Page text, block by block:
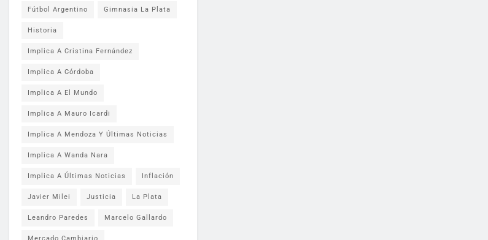
Fútbol Argentino Gimnasia La Plata
Historia
Implica A Cristina Fernández
Implica A Córdoba
Implica A El Mundo
Implica A Mauro Icardi
Implica A Mendoza Y Últimas Noticias
Implica A Wanda Nara
Implica A Últimas Noticias Inflación
Javier Milei Justicia La Plata
Leandro Paredes Marcelo Gallardo